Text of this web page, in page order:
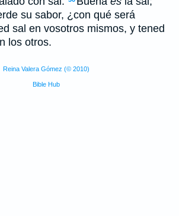
su sabor, ¿con qué será
sal en vosotros mismos, y tened
los otros.
Reina Valera Gómez (© 2010)
Bible Hub